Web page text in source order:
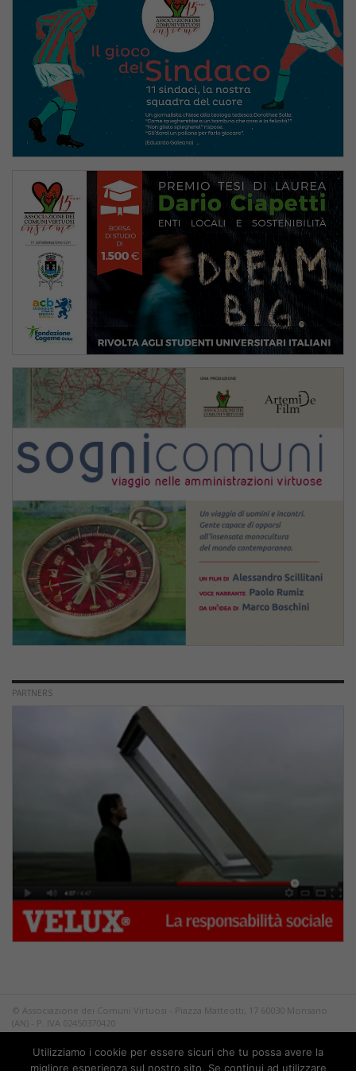
PARTNERS
© Associazione dei Comuni Virtuosi - Piazza Matteotti, 17 60030 Monsano
(AN) - P. IVA 02450370420
Tutti i diritti riservati.
PrivacyUtilizziamo i cookie per essere sicuri che tu possa avere la
migliore esperienza sul nostro sito. Se continui ad utilizzare